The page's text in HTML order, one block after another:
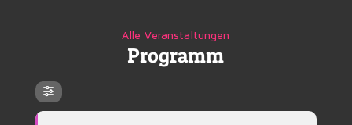
Alle Veranstaltungen
Programm